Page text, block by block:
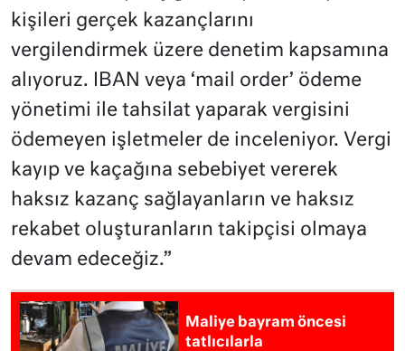
kişileri gerçek kazançlarını
vergilendirmek üzere denetim kapsamına
alıyoruz. IBAN veya ‘mail order’ ödeme
yönetimi ile tahsilat yaparak vergisini
ödemeyen işletmeler de inceleniyor. Vergi
kayıp ve kaçağına sebebiyet vererek
haksız kazanç sağlayanların ve haksız
rekabet oluşturanların takipçisi olmaya
devam edeceğiz.”
Maliye bayram öncesi
tatlıcılarla